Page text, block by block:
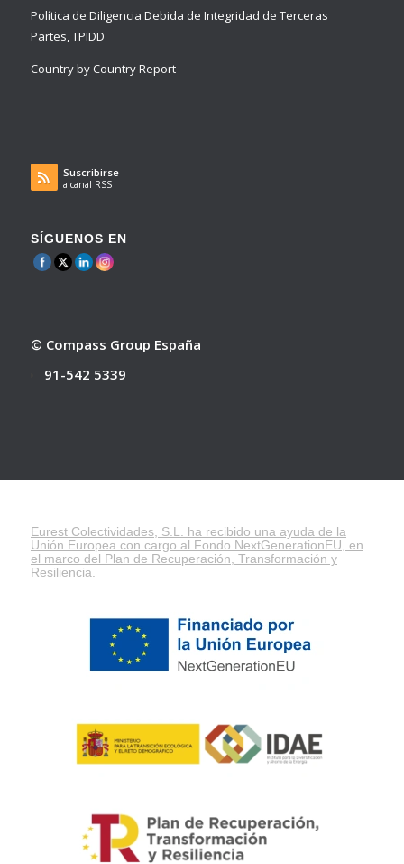
Política de Diligencia Debida de Integridad de Terceras
Partes, TPIDD
Country by Country Report
Suscribirse
a canal RSS
SÍGUENOS EN
© Compass Group España
91-542 5339
Eurest Colectividades, S.L. ha recibido una ayuda de la
Unión Europea con cargo al Fondo NextGenerationEU, en
el marco del Plan de Recuperación, Transformación y
Resiliencia